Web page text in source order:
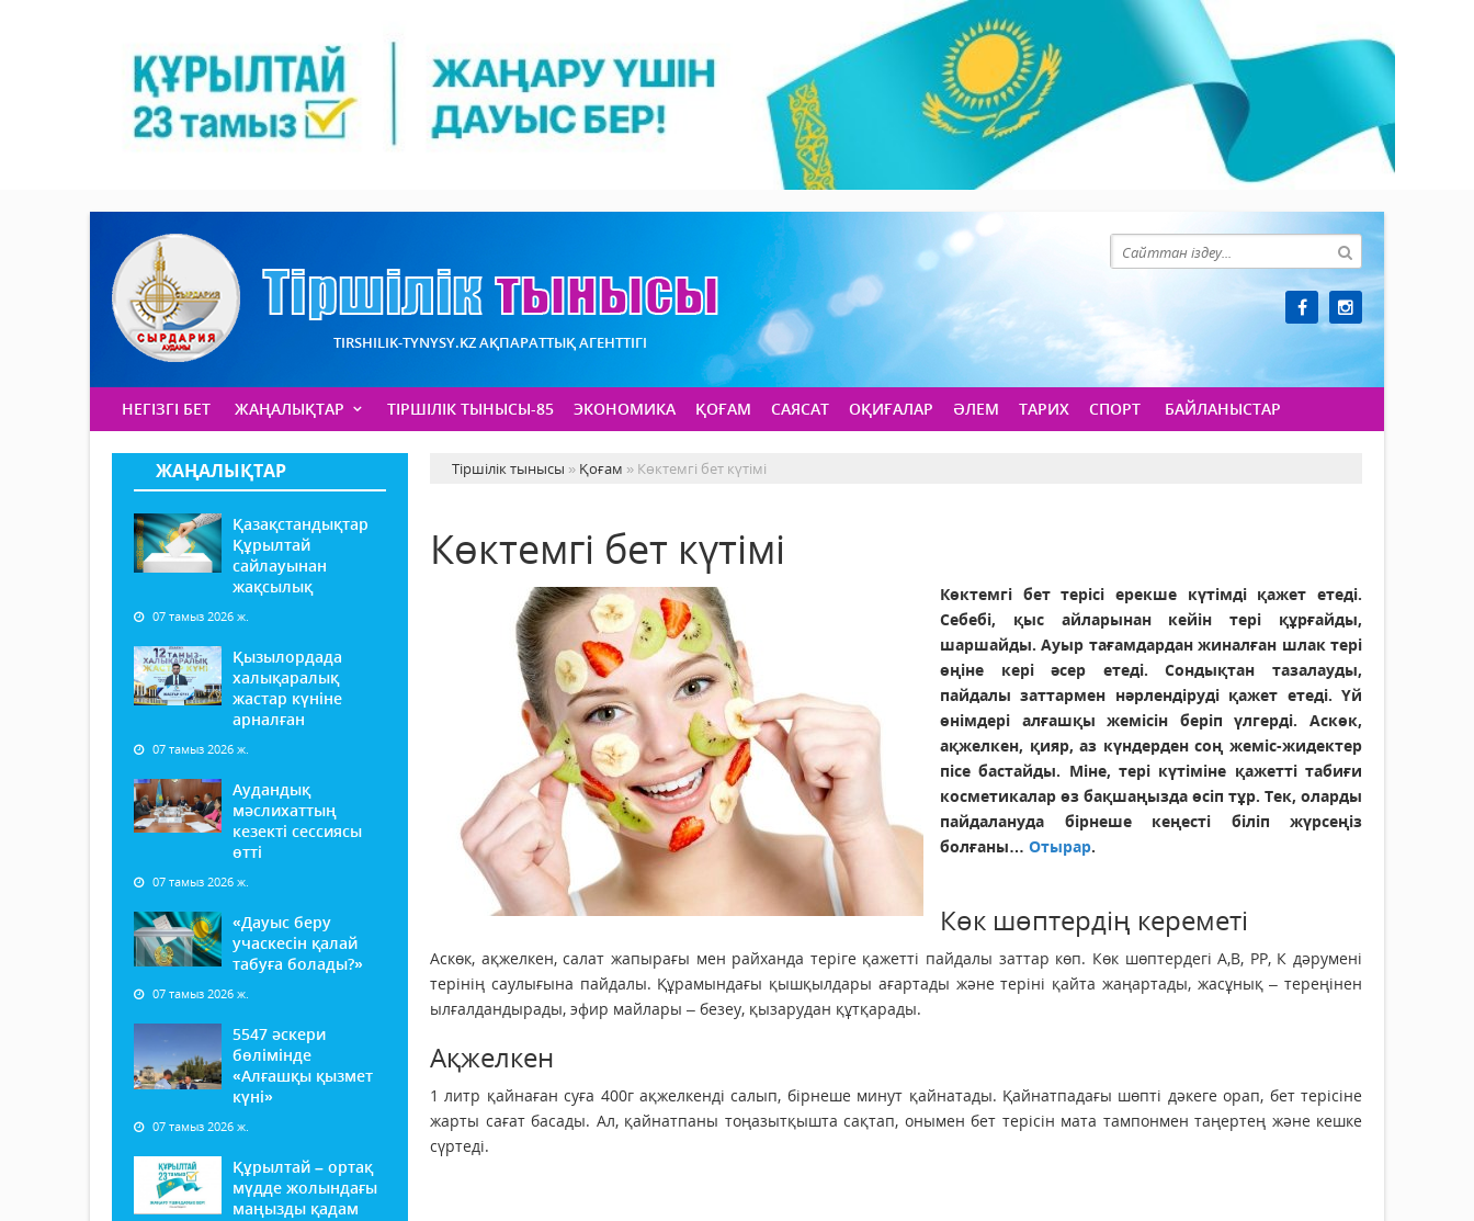
TIRSHILIK-TYNYSY.KZ АҚПАРАТТЫҚ АГЕНТТІГІ
НЕГІЗГІ БЕТ ЖАҢАЛЫҚТАР ТІРШІЛІК ТЫНЫСЫ-85 ЭКОНОМИКА ҚОҒАМ САЯСАТ ОҚИҒАЛАР ӘЛЕМ ТАРИХ СПОРТ БАЙЛАНЫСТАР
ЖАҢАЛЫҚТАР
Қазақстандықтар
Құрылтай
сайлауынан
жақсылық
07 тамыз 2026 ж.
Қызылордада
халықаралық
жастар күніне
арналған
07 тамыз 2026 ж.
Аудандық
мәслихаттың
кезекті сессиясы
өтті
07 тамыз 2026 ж.
«Дауыс беру
учаскесін қалай
табуға болады?»
07 тамыз 2026 ж.
5547 әскери
бөлімінде
«Алғашқы қызмет
күні»
07 тамыз 2026 ж.
Құрылтай – ортақ
мүдде жолындағы
маңызды қадам
Тіршілік тынысы » Қоғам » Көктемгі бет күтімі
Көктемгі бет күтімі
Көктемгі бет терісі ерекше күтімді қажет етеді.
Себебі, қыс айларынан кейін тері құрғайды,
шаршайды. Ауыр тағамдардан жиналған шлак тері
өңіне кері әсер етеді. Сондықтан тазалауды,
пайдалы заттармен нәрлендіруді қажет етеді. Үй
өнімдері алғашқы жемісін беріп үлгерді. Аскөк,
ақжелкен, қияр, аз күндерден соң жеміс-жидектер
пісе бастайды. Міне, тері күтіміне қажетті табиғи
косметикалар өз бақшаңызда өсіп тұр. Тек, оларды
пайдалануда бірнеше кеңесті біліп жүрсеңіз
болғаны… Отырар.
Көк шөптердің кереметі
Аскөк, ақжелкен, салат жапырағы мен райханда теріге қажетті пайдалы заттар көп. Көк шөптердегі А,В, РР, К дәрумені
терінің саулығына пайдалы. Құрамындағы қышқылдары ағартады және теріні қайта жаңартады, жасұнық – тереңінен
ылғалдандырады, эфир майлары – безеу, қызарудан құтқарады.
Ақжелкен
1 литр қайнаған суға 400г ақжелкенді салып, бірнеше минут қайнатады. Қайнатпадағы шөпті дәкеге орап, бет терісіне
жарты сағат басады. Ал, қайнатпаны тоңазытқышта сақтап, онымен бет терісін мата тампонмен таңертең және кешке
сүртеді.